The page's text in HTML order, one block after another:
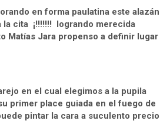
en forma paulatina este alazán
la cita ¡!!!!!!! logrando merecida
Matías Jara propenso a definir lugar
en el cual elegimos a la pupila
primer place guiada en el fuego de
pintar la cara a suculento precio